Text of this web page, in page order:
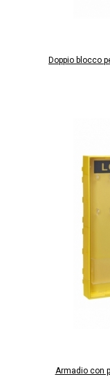
Doppio blocco
Armadio con